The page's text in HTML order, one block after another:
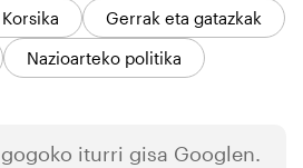
Korsika
Gerrak eta gatazkak
Nazioarteko politika
gogoko iturri gisa Googlen.